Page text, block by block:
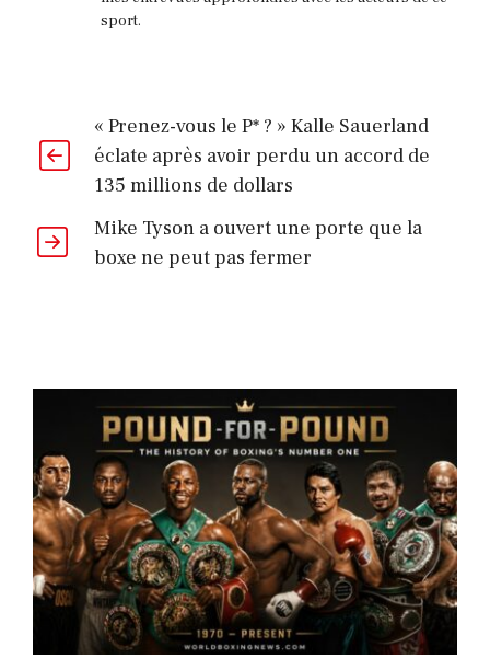
sport.
« Prenez-vous le P* ? » Kalle Sauerland
éclate après avoir perdu un accord de
135 millions de dollars
Mike Tyson a ouvert une porte que la
boxe ne peut pas fermer